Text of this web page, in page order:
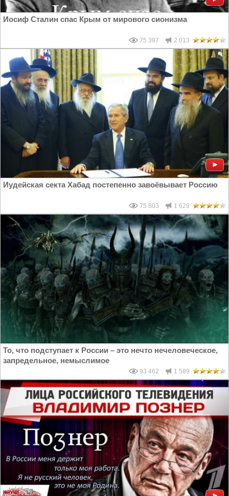
Иосиф Сталин спас Крым от мирового сионизма
75 397 2 013
Иудейская секта Хабад постепенно завоёвывает Россию
75 803 1 629
То, что подступает к России – это нечто нечеловеческое,
запредельное, немыслимое
93 462 1 589